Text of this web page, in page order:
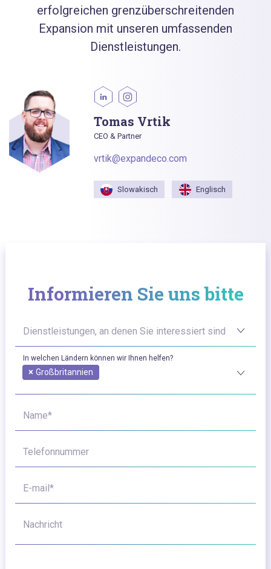
erfolgreichen grenzüberschreitenden
Expansion mit unseren umfassenden
Dienstleistungen.
Tomas Vrtik
CEO & Partner
vrtik@expandeco.com
Slowakisch Englisch
Informieren Sie uns bitte
Dienstleistungen, an denen Sie interessiert sind
In welchen Ländern können wir Ihnen helfen?
× Großbritannien
Name*
Telefonnummer
E-mail*
Nachricht